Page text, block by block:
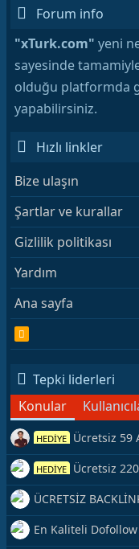
Forum info
"xTurk.com" yeni
sayesinde
olduğu platformda
yapabilirsiniz.
Hızlı linkler
Bize ulaşın
Şartlar ve kurallar
Gizlilik politikası
Yardım
Ana sayfa
S
Tepki liderleri
Konular
HEDİYE Ücretsiz 59
Kaynağı Veriyorum.
HEDİYE Ücretsiz
Veriyorum
ÜCRETSİZ
Hemen Yetiş!
En Kaliteli